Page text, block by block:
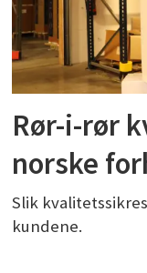
Rør-i-rør
norske
Slik
kundene.